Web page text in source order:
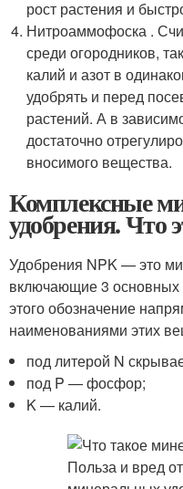
рост растения и
Нитроаммофоска .
среди огородников,
калий и азот в
удобрять и перед
растений. А в
достаточно
вносимого вещества.
Комплексные
удобрения. Что
Удобрения NPK — это
включающие 3
этого обозначение
наименованиями этих
под литерой N
под P — фосфор;
K — калий.